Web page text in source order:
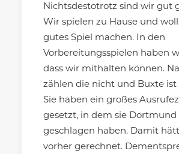
Nichtsdestotrotz sind wir gut
Wir spielen zu Hause und
gutes Spiel machen. In den
Vorbereitungsspielen haben
dass wir mithalten können.
zählen die nicht und Buxte
Sie haben ein großes
gesetzt, in dem sie Dortmund
geschlagen haben. Damit
vorher gerechnet.